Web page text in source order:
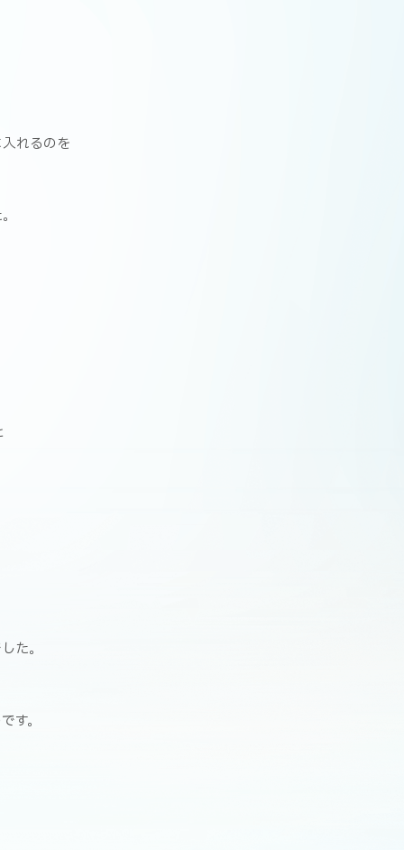
れるのを
た。
す。